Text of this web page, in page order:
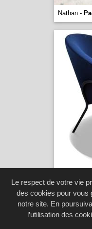
Nathan -
Le respect de votre vie
des cookies pour vous
notre site. En
l’utilisation des